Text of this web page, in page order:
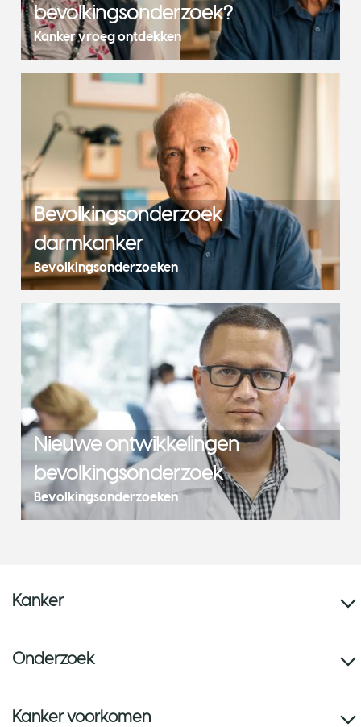
bevolkingsonderzoek?
Kanker vroeg ontdekken
Bevolkingsonderzoek
darmkanker
Bevolkingsonderzoeken
Nieuwe ontwikkelingen
bevolkingsonderzoek
Bevolkingsonderzoeken
Kanker
Onderzoek
Kanker voorkomen